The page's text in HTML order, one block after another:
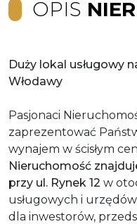
OPIS
Duży lokal usługowy
Włodawy
Pasjonaci
zaprezentować
wynajem w ścisłym
Nieruchomość
przy ul. Rynek 12 w
usługowych i
dla inwestorów,